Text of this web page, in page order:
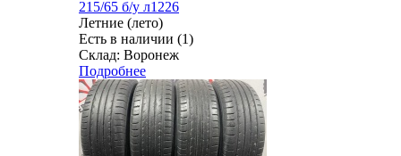
215/65 б/у л1226
Летние (лето)
Есть в наличии (1)
Склад: Воронеж
Подробнее